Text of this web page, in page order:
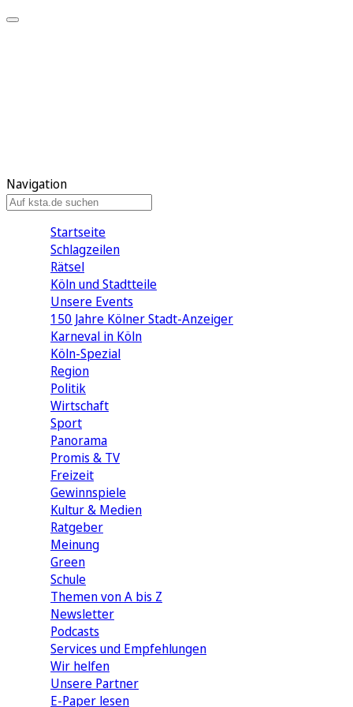
Navigation
Startseite
Schlagzeilen
Rätsel
Köln und Stadtteile
Unsere Events
150 Jahre Kölner Stadt-Anzeiger
Karneval in Köln
Köln-Spezial
Region
Politik
Wirtschaft
Sport
Panorama
Promis & TV
Freizeit
Gewinnspiele
Kultur & Medien
Ratgeber
Meinung
Green
Schule
Themen von A bis Z
Newsletter
Podcasts
Services und Empfehlungen
Wir helfen
Unsere Partner
E-Paper lesen